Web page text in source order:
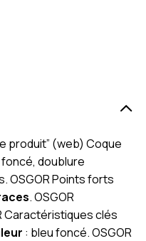
produit” (web) Coque
foncé, doublure
OSGOR Points forts
. OSGOR
Caractéristiques clés
: bleu foncé. OSGOR